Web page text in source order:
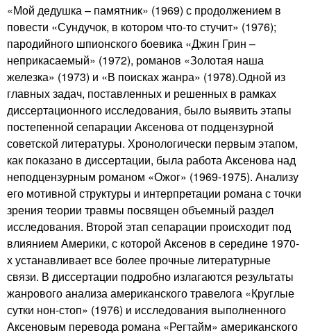
«Мой дедушка – памятник» (1969) с продолжением в
повести «Сундучок, в котором что-то стучит» (1976);
пародийного шпионского боевика «Джин Грин –
неприкасаемый» (1972), романов «Золотая наша
железка» (1973) и «В поисках жанра» (1978).Одной из
главных задач, поставленных и решенных в рамках
диссертационного исследования, было выявить этапы
постепенной сепарации Аксенова от подцензурной
советской литературы. Хронологически первым этапом,
как показано в диссертации, была работа Аксенова над
неподцензурным романом «Ожог» (1969-1975). Анализу
его мотивной структуры и интерпретации романа с точки
зрения теории травмы посвящен объемный раздел
исследования. Второй этап сепарации происходит под
влиянием Америки, с которой Аксенов в середине 1970-
х устанавливает все более прочные литературные
связи. В диссертации подробно излагаются результаты
жанрового анализа американского травелога «Круглые
сутки нон-стоп» (1976) и исследования выполненного
Аксеновым перевода романа «Регтайм» американского